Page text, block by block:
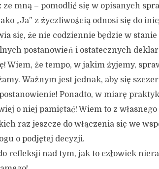
mną – pomodlić się w opisanych
„Ja” z życzliwością odnosi się do
się, że nie codziennie będzie w
postanowień i ostatecznych
Wiem, że tempo, w jakim żyjemy,
Ważnym jest jednak, aby się
Ponadto, w miarę
o niej pamiętać! Wiem to z
raz jeszcze do włączenia się we
o podjętej decyzji.
refleksji nad tym, jak to człowiek